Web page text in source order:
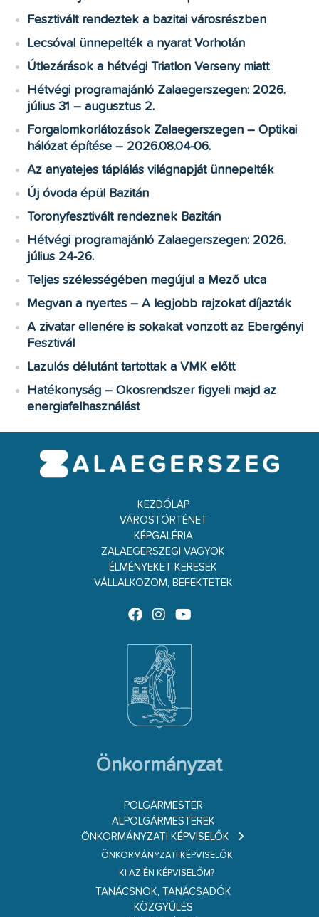
Fesztivált rendeztek a bazitai városrészben
Lecsóval ünnepelték a nyarat Vorhotán
Útlezárások a hétvégi Triatlon Verseny miatt
Hétvégi programajánló Zalaegerszegen: 2026.
július 31 – augusztus 2.
Forgalomkorlátozások Zalaegerszegen – Optikai
hálózat építése – 2026.08.04-06.
Az anyatejes táplálás világnapját ünnepelték
Új óvoda épül Bazitán
Toronyfesztivált rendeznek Bazitán
Hétvégi programajánló Zalaegerszegen: 2026.
július 24-26.
Teljes szélességében megújul a Mező utca
Megvan a nyertes – A legjobb rajzokat díjazták
A zivatar ellenére is sokakat vonzott az Ebergényi
Fesztivál
Lazulós délutánt tartottak a VMK előtt
Hatékonyság – Okosrendszer figyeli majd az
energiafelhasználást
KEZDŐLAP
VÁROSTÖRTÉNET
KÉPGALÉRIA
ZALAEGERSZEGI VAGYOK
ÉLMÉNYEKET KERESEK
VÁLLALKOZOM, BEFEKTETEK
Önkormányzat
POLGÁRMESTER
ALPOLGÁRMESTEREK
ÖNKORMÁNYZATI KÉPVISELŐK
ÖNKORMÁNYZATI KÉPVISELŐK
KI AZ ÉN KÉPVISELŐM?
TANÁCSNOK, TANÁCSADÓK
KÖZGYŰLÉS